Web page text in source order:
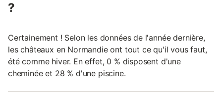
?
Certainement ! Selon les données de l'année dernière,
les châteaux en Normandie ont tout ce qu'il vous faut,
été comme hiver. En effet, 0 % disposent d'une
cheminée et 28 % d'une piscine.